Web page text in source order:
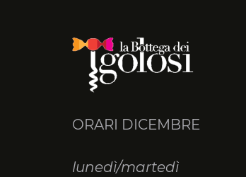
ORARI DICEMBRE
lunedì/martedì